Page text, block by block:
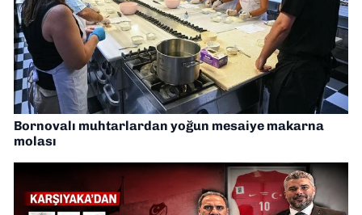
Bornovalı muhtarlardan yoğun mesaiye makarna
molası